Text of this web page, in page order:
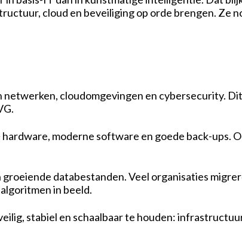
cloud en beveiliging op orde brengen. Ze
cloudomgevingen en cybersecurity.
moderne software en goede back-
databestanden. Veel organisaties
in beeld.
stabiel en schaalbaar te houden: